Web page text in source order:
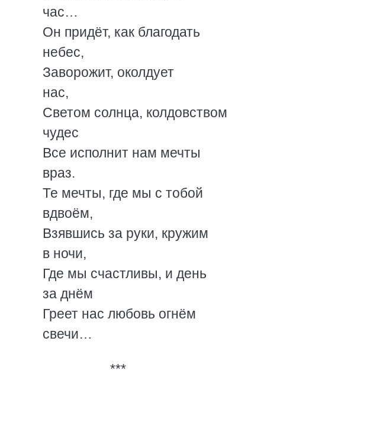
час…
Он придёт, как благодать
небес,
Заворожит, околдует
нас,
Светом солнца, колдовством
чудес
Все исполнит нам мечты
враз.
Те мечты, где мы с тобой
вдвоём,
Взявшись за руки, кружим
в ночи,
Где мы счастливы, и день
за днём
Греет нас любовь огнём
свечи…
***